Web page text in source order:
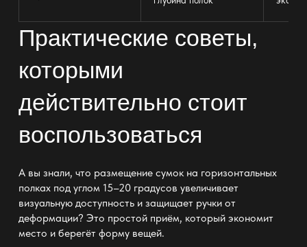
Практические советы,
которыми
действительно стоит
воспользоваться
А вы знали, что размещение сумок на горизонтальных
полках под углом 15–20 градусов увеличивает
визуальную доступность и защищает ручки от
деформации? Это простой приём, который экономит
место и берегёт форму вещей.